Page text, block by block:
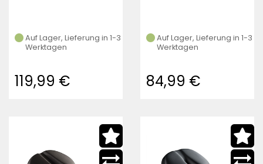
Auf Lager, Lieferung in 1-3
Werktagen
119,99 €
Auf Lager, Lieferung in 1-3
Werktagen
84,99 €